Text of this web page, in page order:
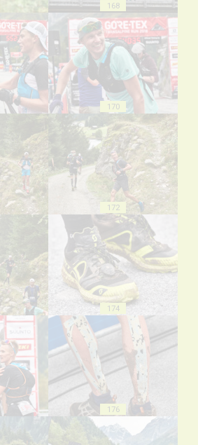
168
170
172
174
176